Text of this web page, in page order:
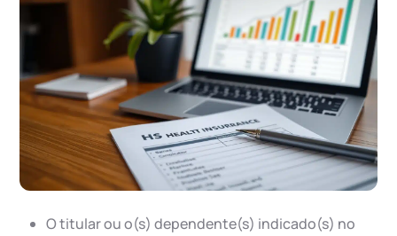
O titular ou o(s) dependente(s) indicado(s) no